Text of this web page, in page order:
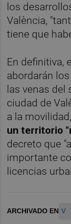
los
València,
tiene que
En definitiva,
abordarán
las venas
ciudad de
a la
un territorio
decreto que
importante
licencias
ARCHIVADO EN V